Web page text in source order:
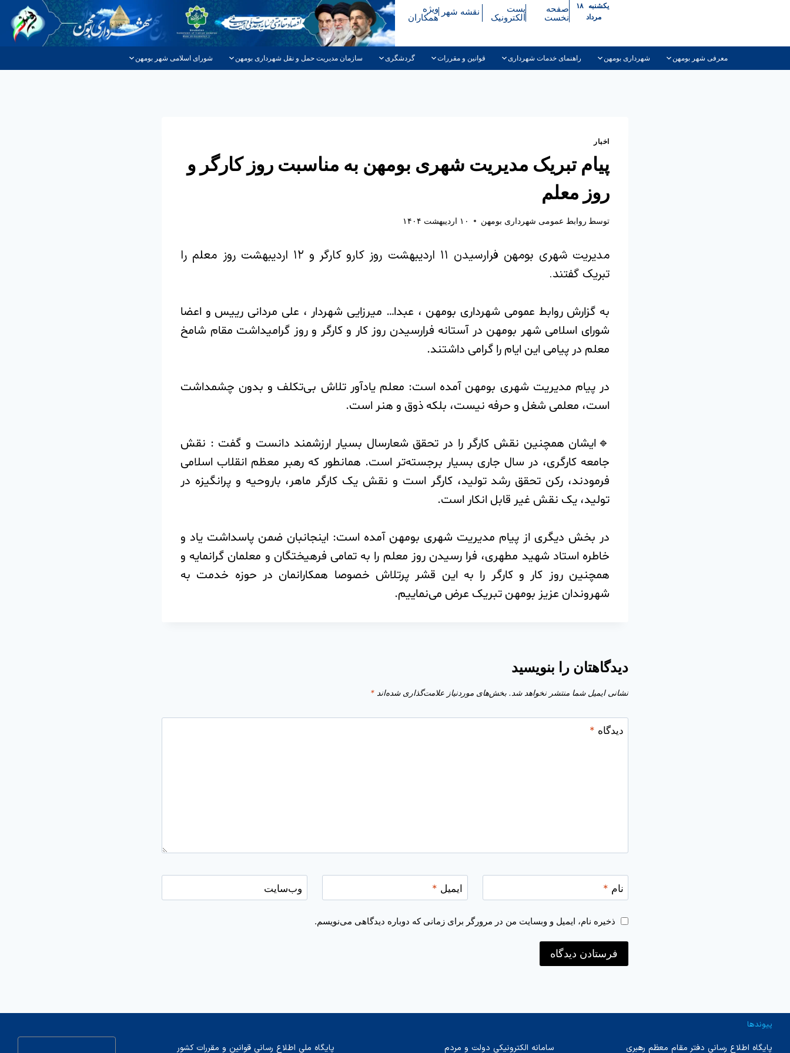
مرداد
صفحه
نخست
پست
الکترونیک
نقشه شهر ویژه
همکاران
معرفی شهر بومهن شهرداری بومهن راهنمای خدمات شهرداری قوانین و مقررات گردشگری سازمان مدیریت حمل و نقل شهرداری بومهن شورای اسلامی شهر بومهن
اخبار
پیام تبریک مدیریت شهری بومهن به مناسبت روز کارگر و
روز معلم
توسط روابط عمومی شهرداری بومهن ۱۰ اردیبهشت ۱۴۰۴
مدیریت شهری بومهن فرارسیدن ۱۱ اردیبهشت روز کارو کارگر و ۱۲ اردیبهشت روز معلم را
تبریک گفتند.
به گزارش روابط عمومی شهرداری بومهن ، عبدا… میرزایی شهردار ، علی مردانی رییس و اعضا
شورای اسلامی شهر بومهن در آستانه فرارسیدن روز کار و کارگر و روز گرامیداشت مقام شامخ
معلم در پیامی این ایام را گرامی داشتند.‌
در پیام مدیریت شهری بومهن آمده است: معلم یادآور تلاش بی‌تکلف و بدون چشمداشت
است، معلمی شغل و حرفه نیست، بلکه ذوق و هنر است.
🔹ایشان همچنین نقش کارگر را در تحقق شعارسال بسیار ارزشمند دانست و گفت : نقش
جامعه کارگری، در سال جاری بسیار برجسته‌تر است. همانطور که رهبر معظم انقلاب اسلامی
فرمودند، رکن تحقق رشد تولید، کارگر است و نقش یک کارگر ماهر، باروحیه و پرانگیزه در
تولید، یک نقش غیر قابل انکار است.
در بخش دیگری از پیام مدیریت شهری بومهن آمده است: اینجانبان ضمن پاسداشت یاد و
خاطره استاد شهید مطهری، فرا رسیدن روز معلم را به تمامی فرهیختگان و معلمان گرانمایه و
همچنین روز کار و کارگر را به این قشر پرتلاش خصوصا همکارانمان در حوزه خدمت به
شهروندان عزیز بومهن تبریک عرض می‌نماییم.‌
دیدگاهتان را بنویسید
نشانی ایمیل شما منتشر نخواهد شد. بخش‌های موردنیاز علامت‌گذاری شده‌اند *
دیدگاه *
نام * ایمیل * وب‌سایت
ذخیره نام، ایمیل و وبسایت من در مرورگر برای زمانی که دوباره دیدگاهی می‌نویسم.
پیوندها
پایگاه اطلاع رسانی دفتر مقام معظم رهبری سامانه الکترونیکی دولت و مردم پایگاه ملی اطلاع رسانی قوانین و مقررات کشور